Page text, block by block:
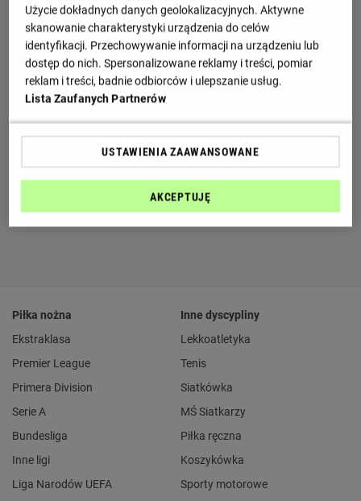
Piłka nożna
Ekstraklasa
Premier League
Primera Division
Serie A
Bundesliga
Inne ligi
Liga Narodów UEFA
Inne dyscypliny
Lekkoatletyka
Tenis
Siatkówka
MŚ Siatkarzy
Piłka ręczna
Koszykówka
Sporty motorowe
Użycie dokładnych danych geolokalizacyjnych. Aktywne
skanowanie charakterystyki urządzenia do celów
identyfikacji. Przechowywanie informacji na urządzeniu lub
dostęp do nich. Spersonalizowane reklamy i treści, pomiar
reklam i treści, badnie odbiorców i ulepszanie usług.
Lista Zaufanych Partnerów
USTAWIENIA ZAAWANSOWANE
AKCEPTUJĘ